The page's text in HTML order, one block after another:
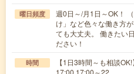
曜日頻度
週0日～/月1日～OK！
け」など色々な働き方
ても大丈夫。 働きたい
ださい！
時間
【1日3時間～も相談
17:00 17:00～22…